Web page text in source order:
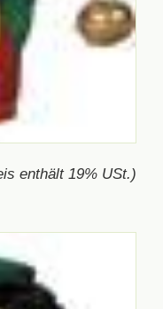
enthält 19% USt.)